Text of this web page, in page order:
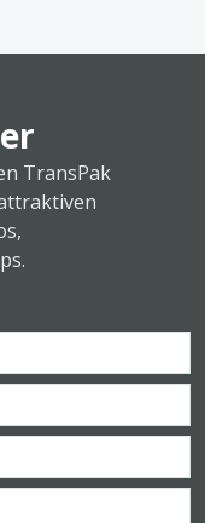
TransPak